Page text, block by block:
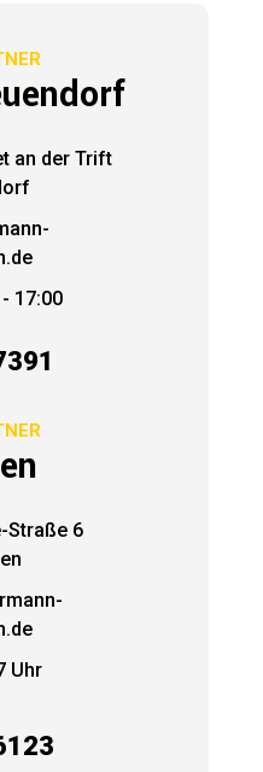
an der Trift
17:00
Straße 6
Uhr